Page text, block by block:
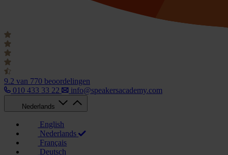
9.2 van 770 beoordelingen
010 433 33 22
info@speakersacademy.com
Nederlands
English
Nederlands
Français
Deutsch